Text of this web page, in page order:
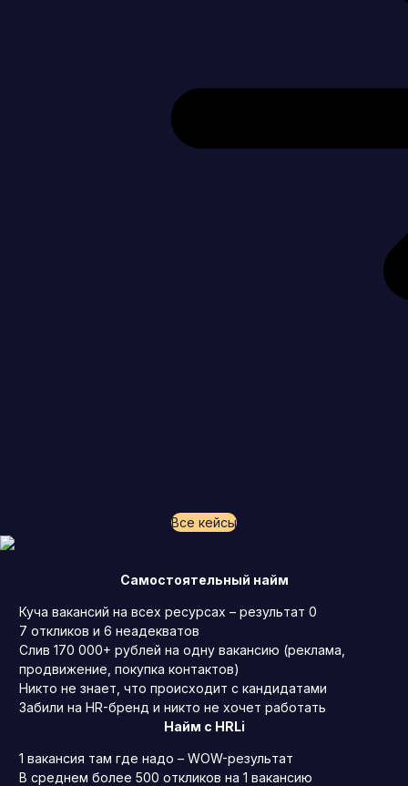
Все кейсы
Самостоятельный найм
Куча вакансий на всех ресурсах – результат 0
7 откликов и 6 неадекватов
Слив 170 000+ рублей на одну вакансию (реклама,
продвижение, покупка контактов)
Никто не знает, что происходит с кандидатами
Забили на HR-бренд и никто не хочет работать
Найм с HRLi
1 вакансия там где надо – WOW-результат
В среднем более 500 откликов на 1 вакансию